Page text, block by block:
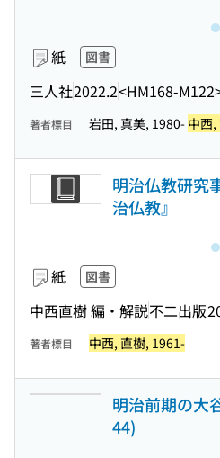
紙 図書
三人社2022.2<HM168-
著者標目 岩田, 真美, 1980- 中西
明治仏教研究
治仏教』
紙 図書
中西直樹 編・解説不二出版
著者標目 中西, 直樹, 1961-
明治前期の大
44)